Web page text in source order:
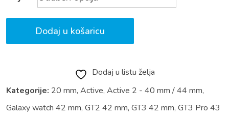
Dodaj u košaricu
Dodaj u listu želja
Kategorije: 20 mm, Active, Active 2 - 40 mm / 44 mm,
Galaxy watch 42 mm, GT2 42 mm, GT3 42 mm, GT3 Pro 43